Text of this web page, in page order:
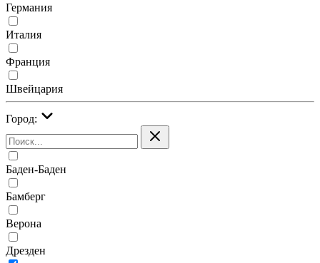
Германия
Италия
Франция
Швейцария
Город:
Баден-Баден
Бамберг
Верона
Дрезден